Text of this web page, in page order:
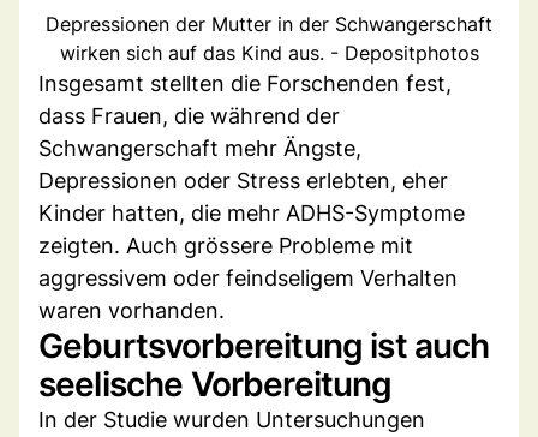
Depressionen der Mutter in der Schwangerschaft
wirken sich auf das Kind aus. - Depositphotos
Insgesamt stellten die Forschenden fest,
dass Frauen, die während der
Schwangerschaft mehr Ängste,
Depressionen oder Stress erlebten, eher
Kinder hatten, die mehr ADHS-Symptome
zeigten. Auch grössere Probleme mit
aggressivem oder feindseligem Verhalten
waren vorhanden.
Geburtsvorbereitung ist auch
seelische Vorbereitung
In der Studie wurden Untersuchungen